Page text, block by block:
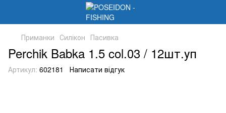
Приманки Силікон Пасивка
Perchik Babka 1.5 col.03 / 12шт.уп
Артикул: 602181 Написати відгук